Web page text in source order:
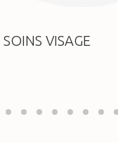
SOINS VISAGE